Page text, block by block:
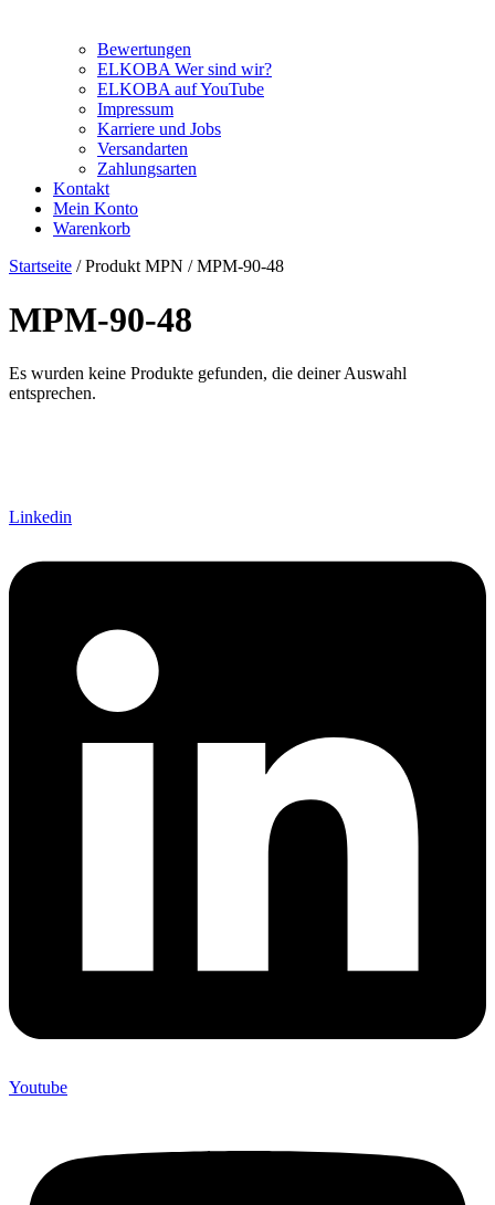
Bewertungen
ELKOBA Wer sind wir?
ELKOBA auf YouTube
Impressum
Karriere und Jobs
Versandarten
Zahlungsarten
Kontakt
Mein Konto
Warenkorb
Startseite / Produkt MPN / MPM-90-48
MPM-90-48
Es wurden keine Produkte gefunden, die deiner Auswahl
entsprechen.
Linkedin
Youtube